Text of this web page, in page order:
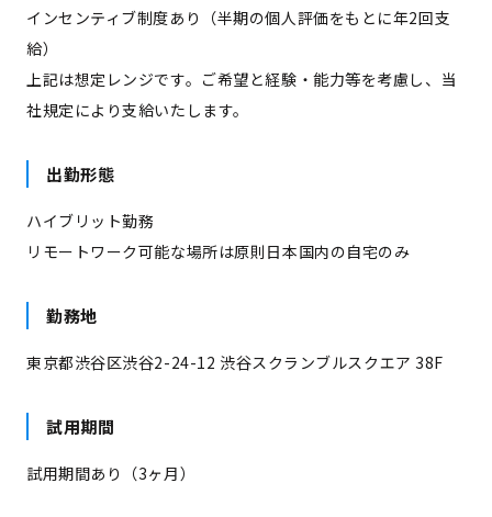
インセンティブ制度あり（半期の個人評価をもとに年2回支
給）
上記は想定レンジです。ご希望と経験・能力等を考慮し、当
社規定により支給いたします。
出勤形態
ハイブリット勤務
リモートワーク可能な場所は原則日本国内の自宅のみ
勤務地
東京都渋谷区渋谷2-24-12 渋谷スクランブルスクエア 38F
試用期間
試用期間あり（3ヶ月）